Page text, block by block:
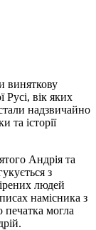
виняткову
Русі, вік яких
надзвичайно
та історії
Андрія та
з
людей
намісника з
могла